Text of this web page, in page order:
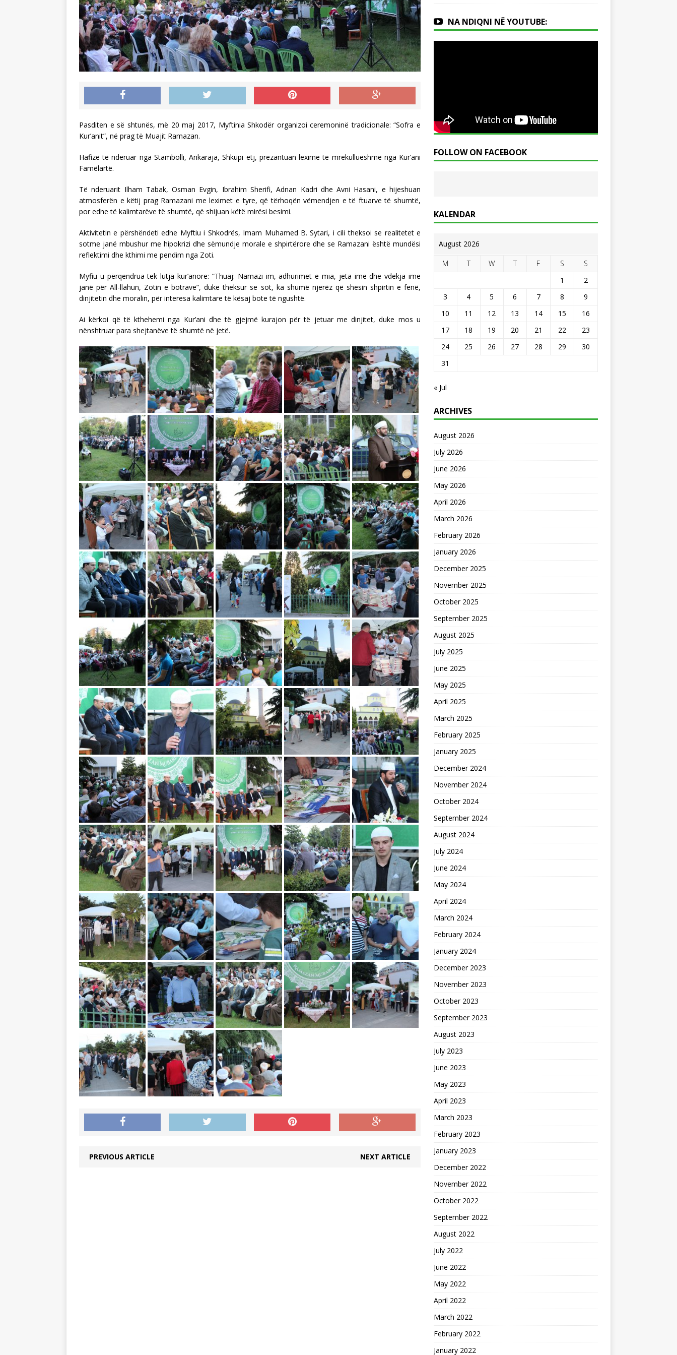
Pasditen e së shtunës, më 20 maj 2017, Myftinia Shkodër organizoi ceremoninë tradicionale: “Sofra e
Kur’anit”, në prag të Muajit Ramazan.
Hafizë të nderuar nga Stambolli, Ankaraja, Shkupi etj, prezantuan lexime të mrekullueshme nga Kur’ani
Famëlartë.
Të nderuarit Ilham Tabak, Osman Evgin, Ibrahim Sherifi, Adnan Kadri dhe Avni Hasani, e hijeshuan
atmosferën e këtij prag Ramazani me leximet e tyre, që tërhoqën vëmendjen e të ftuarve të shumtë,
por edhe të kalimtarëve të shumtë, që shijuan këtë mirësi besimi.
Aktivitetin e përshëndeti edhe Myftiu i Shkodrës, Imam Muhamed B. Sytari, i cili theksoi se realitetet e
sotme janë mbushur me hipokrizi dhe sëmundje morale e shpirtërore dhe se Ramazani është mundësi
reflektimi dhe kthimi me pendim nga Zoti.
Myfiu u përqendrua tek lutja kur’anore: “Thuaj: Namazi im, adhurimet e mia, jeta ime dhe vdekja ime
janë për All-llahun, Zotin e botrave”, duke theksur se sot, ka shumë njerëz që shesin shpirtin e fenë,
dinjitetin dhe moralin, për interesa kalimtare të kësaj bote të ngushtë.
Ai kërkoi që të kthehemi nga Kur’ani dhe të gjejmë kurajon për të jetuar me dinjitet, duke mos u
nënshtruar para shejtanëve të shumtë në jetë.
PREVIOUS ARTICLE NEXT ARTICLE
NA NDIQNI NË YOUTUBE:
FOLLOW ON FACEBOOK
KALENDAR
August 2026
M T W T F S
S
1
2
3
4 5 6 7 8
9
10
11 12 13 14 15
16
17
18 19 20 21 22
23
24
25 26 27 28 29
30
31
« Jul
ARCHIVES
August 2026
July 2026
June 2026
May 2026
April 2026
March 2026
February 2026
January 2026
December 2025
November 2025
October 2025
September 2025
August 2025
July 2025
June 2025
May 2025
April 2025
March 2025
February 2025
January 2025
December 2024
November 2024
October 2024
September 2024
August 2024
July 2024
June 2024
May 2024
April 2024
March 2024
February 2024
January 2024
December 2023
November 2023
October 2023
September 2023
August 2023
July 2023
June 2023
May 2023
April 2023
March 2023
February 2023
January 2023
December 2022
November 2022
October 2022
September 2022
August 2022
July 2022
June 2022
May 2022
April 2022
March 2022
February 2022
January 2022